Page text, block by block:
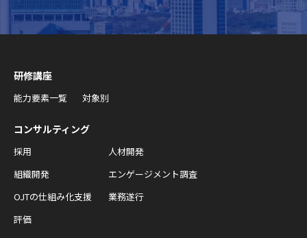
研修講座
能力要素一覧 対象別
コンサルティング
採用
人材開発
組織開発
エンゲージメント調査
OJTの仕組み化支援
業務遂行
評価